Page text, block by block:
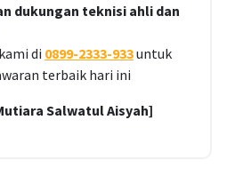
dukungan teknisi ahli dan
di 0899-2333-933untuk
terbaik hari ini
Salwatul Aisyah]